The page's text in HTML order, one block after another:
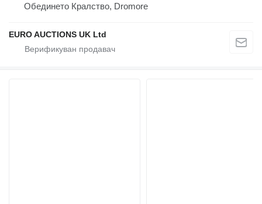
Обединето Кралство, Dromore
EURO AUCTIONS UK Ltd